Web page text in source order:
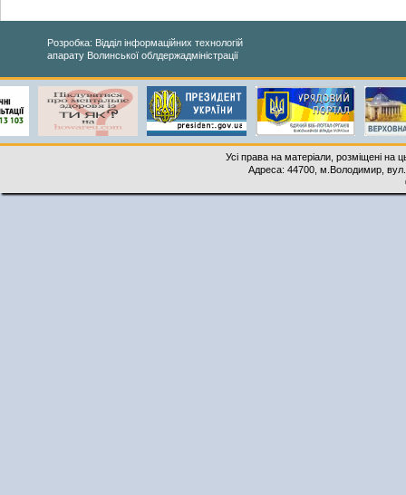
Розробка: Відділ інформаційних технологій
апарату Волинської облдержадміністрації
Усі права на матеріали, розміщені на
Адреса: 44700, м.Володимир,